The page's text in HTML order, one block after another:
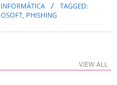
TAGGED:
PHISHING
VIEW ALL